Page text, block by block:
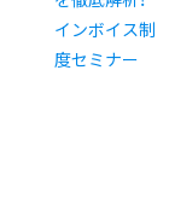
インボイス制
度セミナー